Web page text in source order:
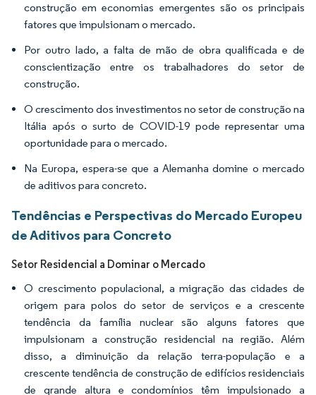
construção em economias emergentes são os principais
fatores que impulsionam o mercado.
Por outro lado, a falta de mão de obra qualificada e de
conscientização entre os trabalhadores do setor de
construção.
O crescimento dos investimentos no setor de construção na
Itália após o surto de COVID-19 pode representar uma
oportunidade para o mercado.
Na Europa, espera-se que a Alemanha domine o mercado
de aditivos para concreto.
Tendências e Perspectivas do Mercado Europeu
de Aditivos para Concreto
Setor Residencial a Dominar o Mercado
O crescimento populacional, a migração das cidades de
origem para polos do setor de serviços e a crescente
tendência da família nuclear são alguns fatores que
impulsionam a construção residencial na região. Além
disso, a diminuição da relação terra-população e a
crescente tendência de construção de edifícios residenciais
de grande altura e condomínios têm impulsionado a